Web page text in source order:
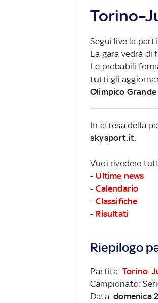
Segui live la
La gara vedrà di
Le probabili
tutti gli
Olimpico
In attesa della
skysport.it.
Vuoi rivedere
- Ultime news
-Calendario
-Classifiche
- Risultati
Riepilogo
Partita: Torino–
Campionato:
Data:domenica